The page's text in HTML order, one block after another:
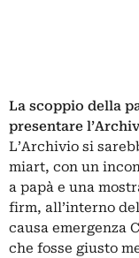
La scoppio della
presentare
L’Archivio si
miart, con un
a papà e una
firm, all’interno
causa emergenza
che fosse giusto